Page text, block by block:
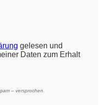
gelesen und
Daten zum Erhalt
– versprochen.